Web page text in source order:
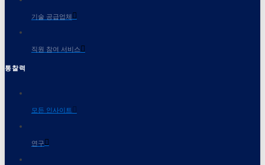
기술 공급업체
직원 참여 서비스
통찰력
모든 인사이트
연구